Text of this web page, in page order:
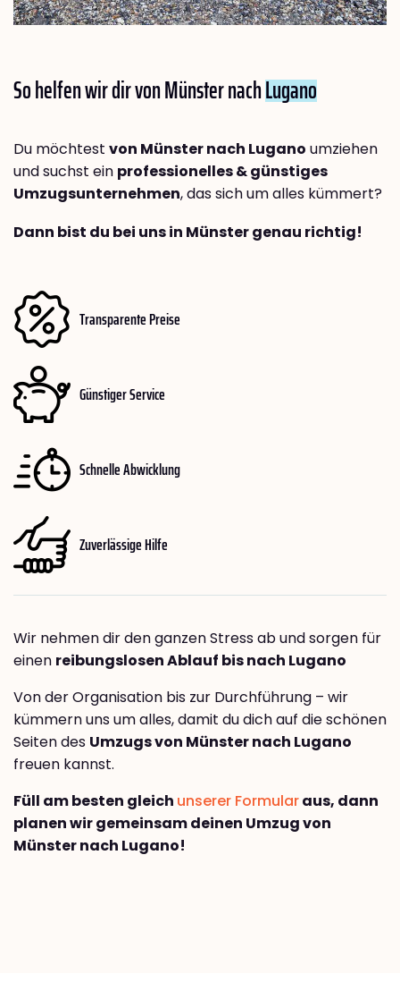
So helfen wir dir von Münster nachLugano
Du möchtest von Münster nach Lugano umziehen
und suchst ein professionelles & günstiges
Umzugsunternehmen, das sich um alles kümmert?
Dann bist du bei uns in Münster genau richtig!
Transparente Preise
Günstiger Service
Schnelle Abwicklung
Zuverlässige Hilfe
Wir nehmen dir den ganzen Stress ab und sorgen für
einen reibungslosen Ablauf bis nach Lugano
Von der Organisation bis zur Durchführung – wir
kümmern uns um alles, damit du dich auf die schönen
Seiten des Umzugs von Münster nach Lugano
freuen kannst.
Füll am besten gleich unserer Formularaus, dann
planen wir gemeinsam deinen Umzug von
Münster nach Lugano!